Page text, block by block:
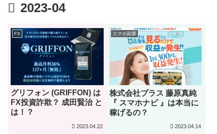
2023-04
FX
グリフォン (GRIFFON) は
FX投資詐欺？ 成田賢治 と
は！？
2023.04.22
スマホ副業
株式会社プラス 藤原真純
『 スマホナビ 』は本当に
稼げるの？
2023.04.14